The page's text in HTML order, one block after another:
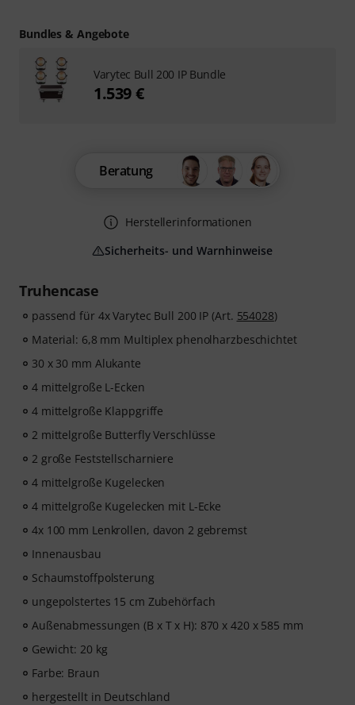
Truhencase
passend für 4x Varytec Bull 200 IP (Art. 554028)
Material: 6,8 mm Multiplex phenolharzbeschichtet
30 x 30 mm Alukante
4 mittelgroße L-Ecken
4 mittelgroße Klappgriffe
2 mittelgroße Butterfly Verschlüsse
2 große Feststellscharniere
4 mittelgroße Kugelecken
4 mittelgroße Kugelecken mit L-Ecke
4x 100 mm Lenkrollen, davon 2 gebremst
Innenausbau
Schaumstoffpolsterung
ungepolstertes 15 cm Zubehörfach
Außenabmessungen (B x T x H): 870 x 420 x 585 mm
Gewicht: 20 kg
Farbe: Braun
hergestellt in Deutschland
Beratung
Herstellerinformationen
Sicherheits- und Warnhinweise
Bundles & Angebote
Varytec Bull 200 IP Bundle
1.539 €